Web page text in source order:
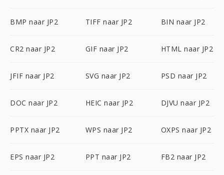
BMP naar JP2 TIFF naar JP2 BIN naar JP2
CR2 naar JP2 GIF naar JP2 HTML naar JP2
JFIF naar JP2 SVG naar JP2 PSD naar JP2
DOC naar JP2 HEIC naar JP2 DJVU naar JP2
PPTX naar JP2 WPS naar JP2 OXPS naar JP2
EPS naar JP2 PPT naar JP2 FB2 naar JP2